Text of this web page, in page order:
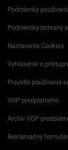
Podmienky
Podmienky ochrany
Nastavenia Cookies
Vyhlásenie o
Pravidlá používania
VOP predplatného
Archív VOP
Reklamačný formulár